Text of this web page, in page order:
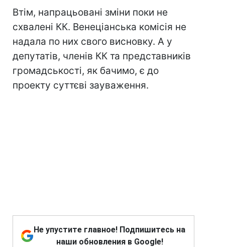
Втім, напрацьовані зміни поки не
схвалені КК. Венеціанська комісія не
надала по них свого висновку. А у
депутатів, членів КК та представників
громадськості, як бачимо, є до
проекту суттєві зауваження.
Не упустите главное! Подпишитесь на
наши обновления в Google!